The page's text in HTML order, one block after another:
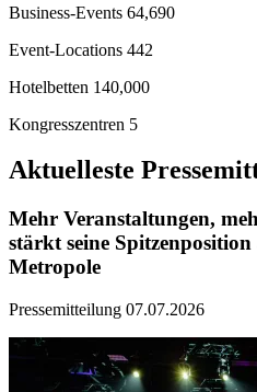
Business-Events 64,690
Event-Locations 442
Hotelbetten 140,000
Kongresszentren 5
Aktuelleste
Mehr Veranstaltungen,
stärkt seine
Metropole
Pressemitteilung 07.07.2026